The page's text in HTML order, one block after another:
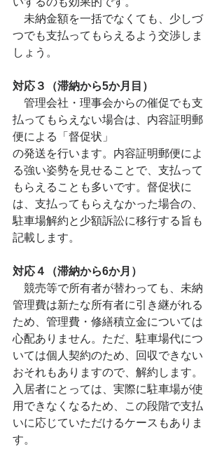
未納金額を一括でなくても、少しづ
つでも支払ってもらえるよう交渉しま
しょう。
対応３（滞納から5か月目）
管理会社・理事会からの催促でも支
払ってもらえない場合は、内容証明郵
便による「督促状」
の発送を行います。内容証明郵便によ
る強い姿勢を見せることで、支払って
もらえることも多いです。督促状に
は、支払ってもらえなかった場合の、
駐車場解約と少額訴訟に移行する旨も
記載します。
対応４（滞納から6か月）
競売等で所有者が替わっても、未納
管理費は新たな所有者に引き継がれる
ため、管理費・修繕積立金については
心配ありません。ただ、駐車場代につ
いては個人契約のため、回収できない
おそれもありますので、解約します。
入居者にとっては、実際に駐車場が使
用できなくなるため、この段階で支払
いに応じていただけるケースもありま
す。